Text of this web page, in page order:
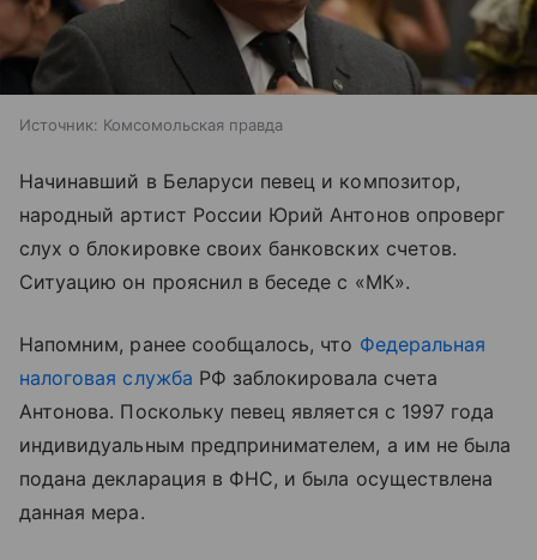
Источник: Комсомольская правда
Начинавший в Беларуси певец и композитор,
народный артист России Юрий Антонов опроверг
слух о блокировке своих банковских счетов.
Ситуацию он прояснил в беседе с «МК».
Напомним, ранее сообщалось, что Федеральная
налоговая служба РФ заблокировала счета
Антонова. Поскольку певец является с 1997 года
индивидуальным предпринимателем, а им не была
подана декларация в ФНС, и была осуществлена
данная мера.